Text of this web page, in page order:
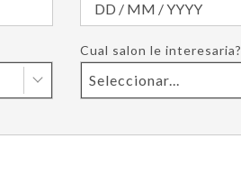
Cual salon le interesaria?
Seleccionar...